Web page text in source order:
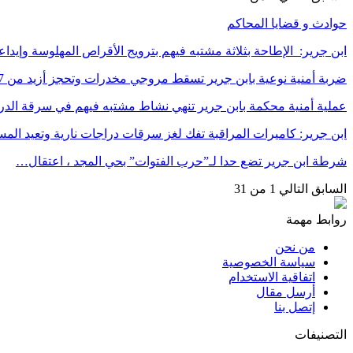
حوادث و قضايا المحاكم
ابن جرير: الإطاحة بثلاثة مشتبه فيهم بترويج الأقراص المهلوسة
ضربة أمنية نوعية بابن جرير تسقط مروجي مخدرات وتحجز أزيد من 7…
عملية أمنية محكمة بابن جرير تنهي نشاط مشتبه فيهم في سرقة
ابن جرير: كاميرات المراقبة تفك لغز سرقات دراجات نارية وتعيد
شرطة ابن جرير تضع حدا لـ”حرب الفتوات” بحي المجد ، اعتقال…
السابق التالي 1 من 31
روابط مهمة
من نحن
سياسة الخصوصية
اتفاقية الاستخدام
أرسل مقال
إتصل بنا
التصنيفات